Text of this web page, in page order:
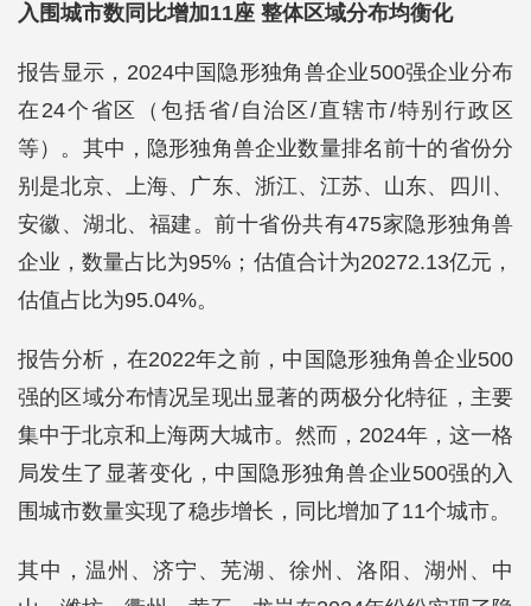
入围城市数同比增加11座 整体区域分布均衡化
报告显示，2024中国隐形独角兽企业500强企业分布
在24个省区（包括省/自治区/直辖市/特别行政区
等）。其中，隐形独角兽企业数量排名前十的省份分
别是北京、上海、广东、浙江、江苏、山东、四川、
安徽、湖北、福建。前十省份共有475家隐形独角兽
企业，数量占比为95%；估值合计为20272.13亿元，
估值占比为95.04%。
报告分析，在2022年之前，中国隐形独角兽企业500
强的区域分布情况呈现出显著的两极分化特征，主要
集中于北京和上海两大城市。然而，2024年，这一格
局发生了显著变化，中国隐形独角兽企业500强的入
围城市数量实现了稳步增长，同比增加了11个城市。
其中，温州、济宁、芜湖、徐州、洛阳、湖州、中